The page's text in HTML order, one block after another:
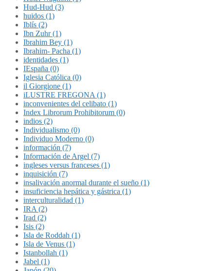
Hud-Hud (3)
huidos (1)
Iblís (2)
Ibn Zuhr (1)
Ibrahim Bey (1)
Ibrahim- Pacha (1)
identidades (1)
IEspaña (0)
Iglesia Católica (0)
il Giorgione (1)
iLUSTRE FREGONA (1)
inconvenientes del celibato (1)
Index Librorum Prohibitorum (0)
indios (2)
Individualismo (0)
Individuo Moderno (0)
información (7)
Información de Argel (7)
ingleses versus franceses (1)
inquisición (7)
insalivación anormal durante el sueño (1)
insuficiencia hepática y gástrica (1)
interculturalidad (1)
IRA (2)
Irad (2)
Isis (2)
Isla de Roddah (1)
Isla de Venus (1)
Istanbollah (1)
Jabel (1)